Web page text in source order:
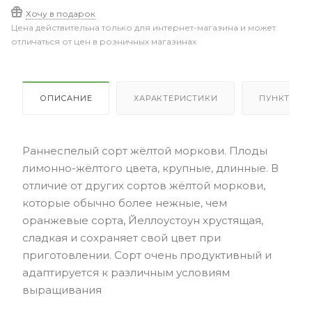
Хочу в подарок
Цена действительна только для интернет-магазина и может
отличаться от цен в розничных магазинах
ОПИСАНИЕ ХАРАКТЕРИСТИКИ ПУНКТЫ
Раннеспелый сорт жёлтой моркови. Плоды
лимонно-жёлтого цвета, крупные, длинные. В
отличие от других сортов жёлтой моркови,
которые обычно более нежные, чем
оранжевые сорта, Йеллоустоун хрустящая,
сладкая и сохраняет свой цвет при
приготовлении. Сорт очень продуктивный и
адаптируется к различным условиям
выращивания